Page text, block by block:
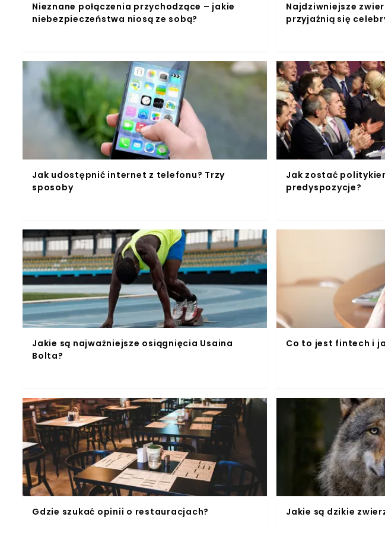
Nieznane połączenia przychodzące – jakie
niebezpieczeństwa niosą ze sobą?
Najdziwniejsze
przyjaźnią się
Jak udostępnić internet z telefonu? Trzy
sposoby
Jak zostać
predyspozycje?
Jakie są najważniejsze osiągnięcia Usaina
Bolta?
Co to jest fintech i
Gdzie szukać opinii o restauracjach? Jakie są dzikie